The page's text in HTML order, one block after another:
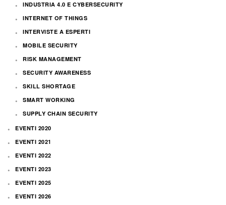
INDUSTRIA 4.0 E CYBERSECURITY
INTERNET OF THINGS
INTERVISTE A ESPERTI
MOBILE SECURITY
RISK MANAGEMENT
SECURITY AWARENESS
SKILL SHORTAGE
SMART WORKING
SUPPLY CHAIN SECURITY
EVENTI 2020
EVENTI 2021
EVENTI 2022
EVENTI 2023
EVENTI 2025
EVENTI 2026